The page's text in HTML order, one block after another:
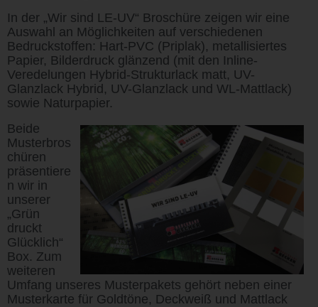
In der „Wir sind LE-UV“ Broschüre zeigen wir eine
Auswahl an Möglichkeiten auf verschiedenen
Bedruckstoffen: Hart-PVC (Priplak), metallisiertes
Papier, Bilderdruck glänzend (mit den Inline-
Veredelungen Hybrid-Strukturlack matt, UV-
Glanzlack Hybrid, UV-Glanzlack und WL-Mattlack)
sowie Naturpapier.
Beide
Musterbros
chüren
präsentiere
n wir in
unserer
„Grün
druckt
Glücklich“
Box. Zum
weiteren
Umfang unseres Musterpakets gehört neben einer
Musterkarte für Goldtöne, Deckweiß und Mattlack